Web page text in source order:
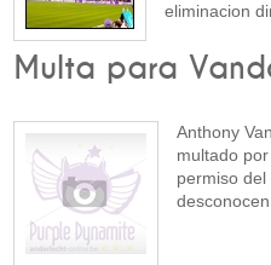
eliminacion
Multa para
Anthony
multado
permiso